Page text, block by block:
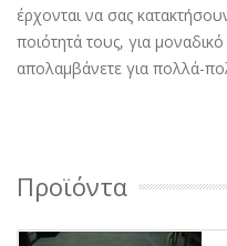
έρχονται να σας
ποιότητά τους, για
απολαμβάνετε για πολλά-
Προϊόντα